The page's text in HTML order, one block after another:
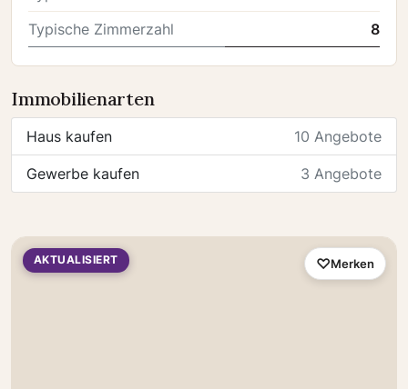
Typische Zimmerzahl
8
Immobilienarten
Haus kaufen 10 Angebote
Gewerbe kaufen 3 Angebote
AKTUALISIERT Merken